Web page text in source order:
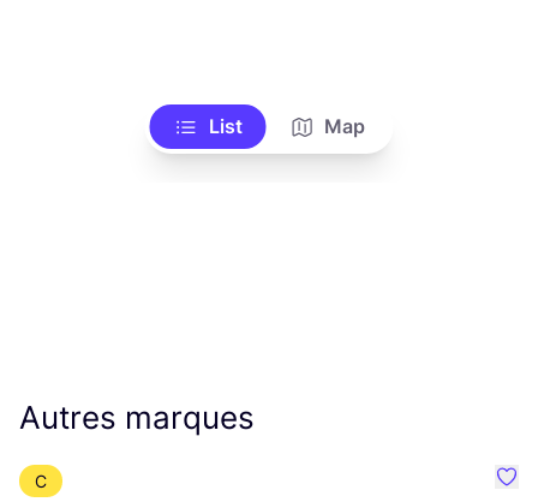
List Map
Autres marques
C